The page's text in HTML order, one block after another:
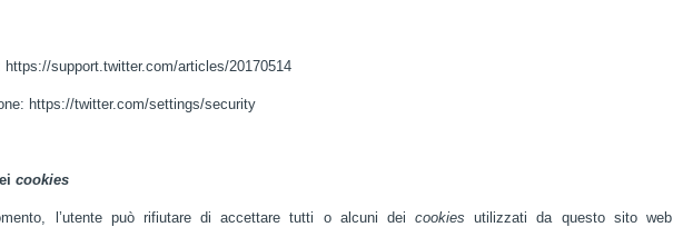
https://support.twitter.com/articles/20170514
https://twitter.com/settings/security
cookies
l’utente può rifiutare di accettare tutti o alcuni deicookiesutilizzati da questo sito web